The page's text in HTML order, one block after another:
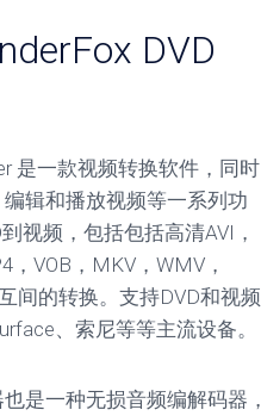
欣
赏
DVD
是一款视频转换软件，同时
辑和播放视频等一系列功
视频，包括包括高清AVI，
VOB，MKV，WMV，
间的转换。支持DVD和视频
、索尼等等主流设备。
是一种无损音频编解码器，